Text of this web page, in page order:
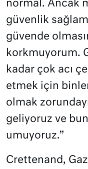
normal. Ancak
güvenlik
güvende
korkmuyorum.
kadar çok acı
etmek için
olmak
geliyoruz ve
umuyoruz.”
Crettenand,